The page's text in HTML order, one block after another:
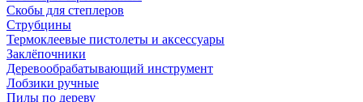
Скобы для степлеров
Струбцины
Термоклеевые пистолеты и аксессуары
Заклёпочники
Деревообрабатывающий инструмент
Лобзики ручные
Пилы по дереву